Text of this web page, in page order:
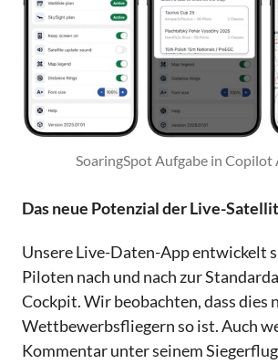
SoaringSpot Aufgabe in Copilot
Das neue Potenzial der Live-
Unsere Live-Daten-App entwickelt
Piloten nach und nach zur
Cockpit. Wir beobachten, dass dies
Wettbewerbsfliegern so ist. Auch
Kommentar unter seinem